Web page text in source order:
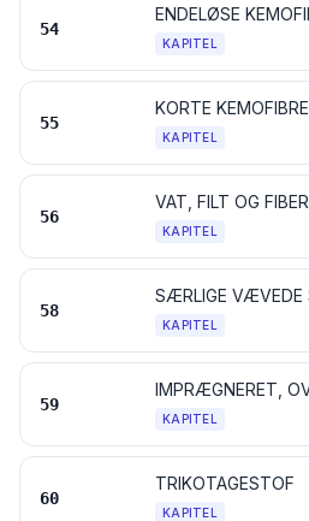
54
KAPITEL
55
KORTE KEMOFIBRE
KAPITEL
56
KAPITEL
58
KAPITEL
59
KAPITEL
60
TRIKOTAGESTOF
KAPITEL